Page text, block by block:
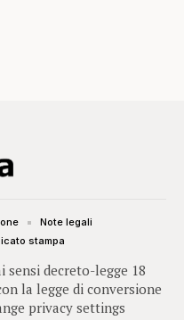
decreto-legge 18
la legge di conversione
privacy settings
Note legali
stampa